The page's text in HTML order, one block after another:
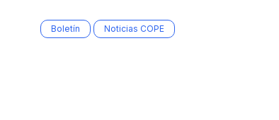
Boletín Noticias COPE